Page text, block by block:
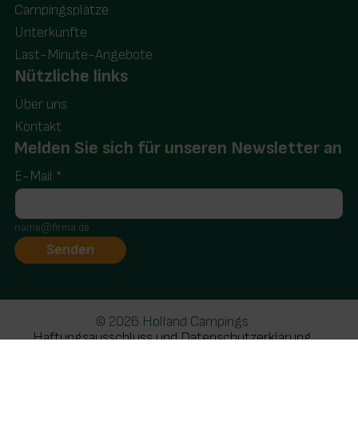
Campingsplätze
Unterkünfte
Last-Minute-Angebote
Nützliche links
Über uns
Kontakt
Melden Sie sich für unseren Newsletter an
E-Mail *
name@firma.de
© 2026 Holland Campings
Haftungsausschluss und Datenschutzerklärung